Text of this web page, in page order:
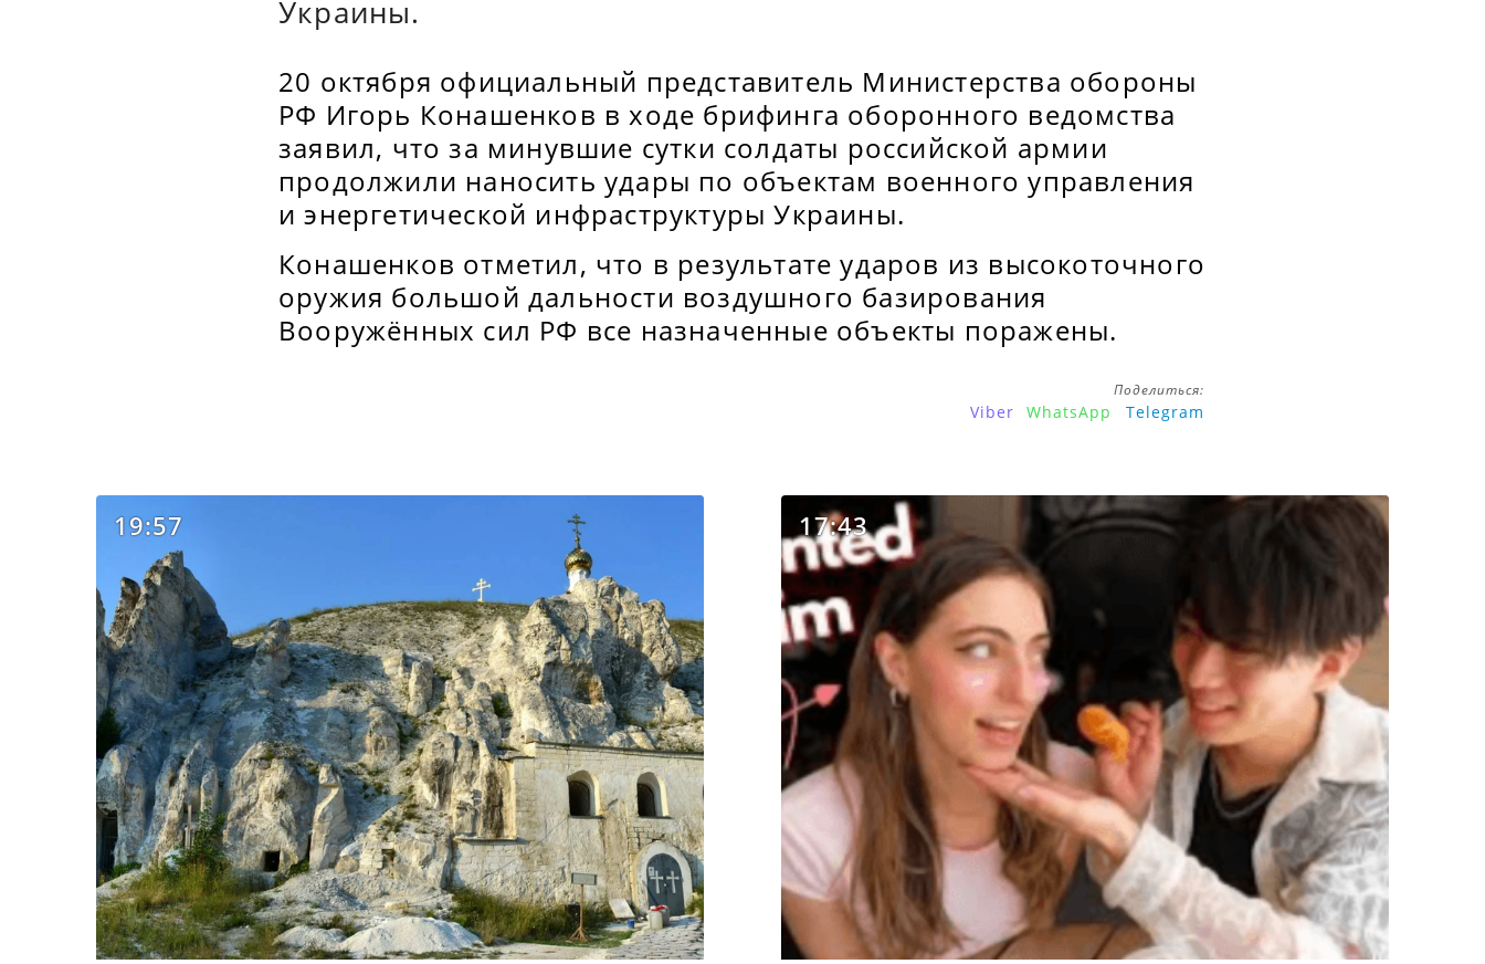
Украины.
20 октября официальный представитель Министерства обороны
РФ Игорь Конашенков в ходе брифинга оборонного ведомства
заявил, что за минувшие сутки солдаты российской армии
продолжили наносить удары по объектам военного управления
и энергетической инфраструктуры Украины.
Конашенков отметил, что в результате ударов из высокоточного
оружия большой дальности воздушного базирования
Вооружённых сил РФ все назначенные объекты поражены.
Поделиться:
Viber WhatsApp Telegram
19:57 17:43